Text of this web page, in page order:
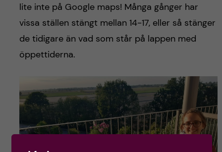
lite inte på Google maps! Många gånger har
vissa ställen stängt mellan 14-17, eller så stänger
de tidigare än vad som står på lappen med
öppettiderna.